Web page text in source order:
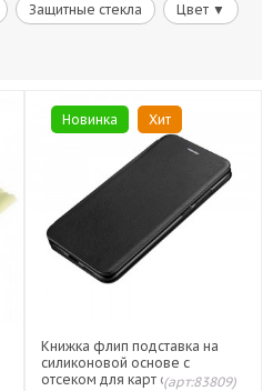
Защитные стекла Цвет ▼
Новинка Хит
Книжка флип подставка на
силиконовой основе с
отсеком для карт с магнитной
(арт:83809)